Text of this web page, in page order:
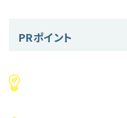
PRポイント